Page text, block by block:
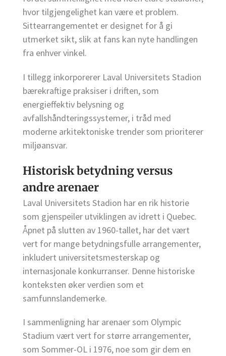
hvor tilgjengelighet kan være et problem.
Sittearrangementet er designet for å gi
utmerket sikt, slik at fans kan nyte handlingen
fra enhver vinkel.
I tillegg inkorporerer Laval Universitets Stadion
bærekraftige praksiser i driften, som
energieffektiv belysning og
avfallshåndteringssystemer, i tråd med
moderne arkitektoniske trender som prioriterer
miljøansvar.
Historisk betydning versus
andre arenaer
Laval Universitets Stadion har en rik historie
som gjenspeiler utviklingen av idrett i Quebec.
Åpnet på slutten av 1960-tallet, har det vært
vert for mange betydningsfulle arrangementer,
inkludert universitetsmesterskap og
internasjonale konkurranser. Denne historiske
konteksten øker verdien som et
samfunnslandemerke.
I sammenligning har arenaer som Olympic
Stadium vært vert for større arrangementer,
som Sommer-OL i 1976, noe som gir dem en